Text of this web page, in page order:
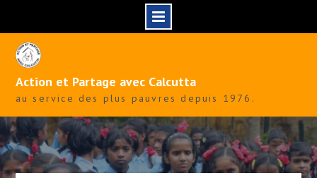
content
Action et Partage avec Calcutta
au service des plus pauvres depuis 1976.